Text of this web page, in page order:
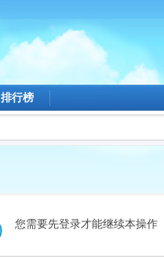
排行榜
您需要先登录才能继续本操作